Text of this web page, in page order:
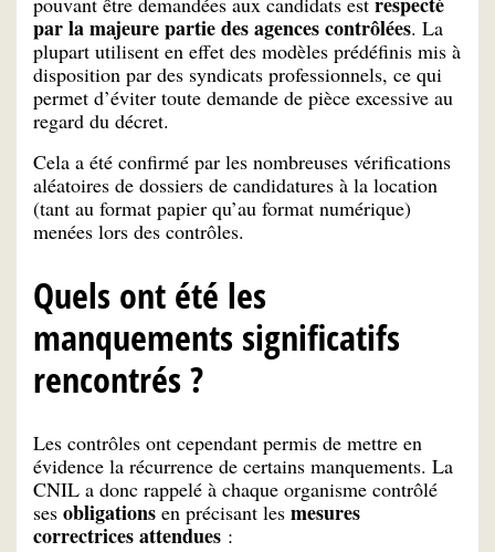
par la majeure partie des agences contrôlées. La
plupart utilisent en effet des modèles prédéfinis mis à
disposition par des syndicats professionnels, ce qui
permet d’éviter toute demande de pièce excessive au
regard du décret.
Cela a été confirmé par les nombreuses vérifications
aléatoires de dossiers de candidatures à la location
(tant au format papier qu’au format numérique)
menées lors des contrôles.
Quels ont été les
manquements significatifs
rencontrés ?
Les contrôles ont cependant permis de mettre en
évidence la récurrence de certains manquements. La
CNIL a donc rappelé à chaque organisme contrôlé
ses obligations en précisant les mesures
correctrices attendues :